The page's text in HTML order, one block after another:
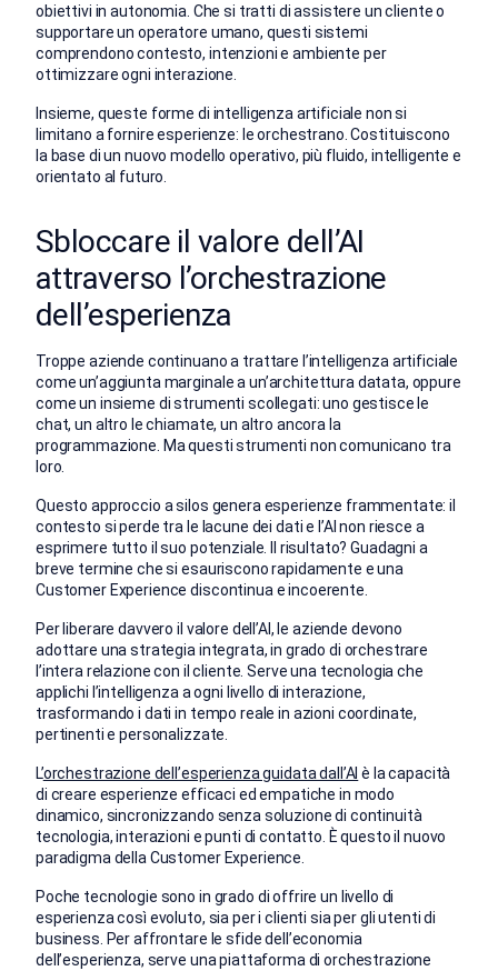
obiettivi in autonomia. Che si tratti di assistere un cliente o
supportare un operatore umano, questi sistemi
comprendono contesto, intenzioni e ambiente per
ottimizzare ogni interazione.
Insieme, queste forme di intelligenza artificiale non si
limitano a fornire esperienze: le orchestrano. Costituiscono
la base di un nuovo modello operativo, più fluido, intelligente e
orientato al futuro.
Sbloccare il valore dell’AI
attraverso l’orchestrazione
dell’esperienza
Troppe aziende continuano a trattare l’intelligenza artificiale
come un’aggiunta marginale a un’architettura datata, oppure
come un insieme di strumenti scollegati: uno gestisce le
chat, un altro le chiamate, un altro ancora la
programmazione. Ma questi strumenti non comunicano tra
loro.
Questo approccio a silos genera esperienze frammentate: il
contesto si perde tra le lacune dei dati e l’AI non riesce a
esprimere tutto il suo potenziale. Il risultato? Guadagni a
breve termine che si esauriscono rapidamente e una
Customer Experience discontinua e incoerente.
Per liberare davvero il valore dell’AI, le aziende devono
adottare una strategia integrata, in grado di orchestrare
l’intera relazione con il cliente. Serve una tecnologia che
applichi l’intelligenza a ogni livello di interazione,
trasformando i dati in tempo reale in azioni coordinate,
pertinenti e personalizzate.
L’orchestrazione dell’esperienza guidata dall’AI è la capacità
di creare esperienze efficaci ed empatiche in modo
dinamico, sincronizzando senza soluzione di continuità
tecnologia, interazioni e punti di contatto. È questo il nuovo
paradigma della Customer Experience.
Poche tecnologie sono in grado di offrire un livello di
esperienza così evoluto, sia per i clienti sia per gli utenti di
business. Per affrontare le sfide dell’economia
dell’esperienza, serve una piattaforma di orchestrazione